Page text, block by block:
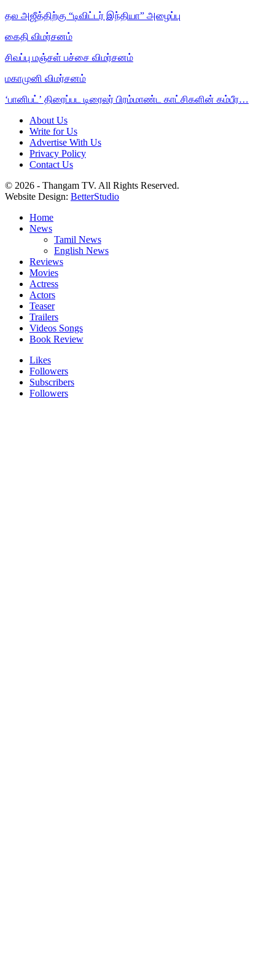
தல அஜீத்திற்கு “டிவிட்டர் இந்தியா” அழைப்பு
கைதி விமர்சனம்
சிவப்பு மஞ்சள் பச்சை விமர்சனம்
மகாமுனி விமர்சனம்
‘பானிபட்’ திரைப்பட டிரைலர் பிரம்மாண்ட காட்சிகளின் கம்பீர…
About Us
Write for Us
Advertise With Us
Privacy Policy
Contact Us
© 2026 - Thangam TV. All Rights Reserved.
Website Design: BetterStudio
Home
News
Tamil News
English News
Reviews
Movies
Actress
Actors
Teaser
Trailers
Videos Songs
Book Review
Likes
Followers
Subscribers
Followers